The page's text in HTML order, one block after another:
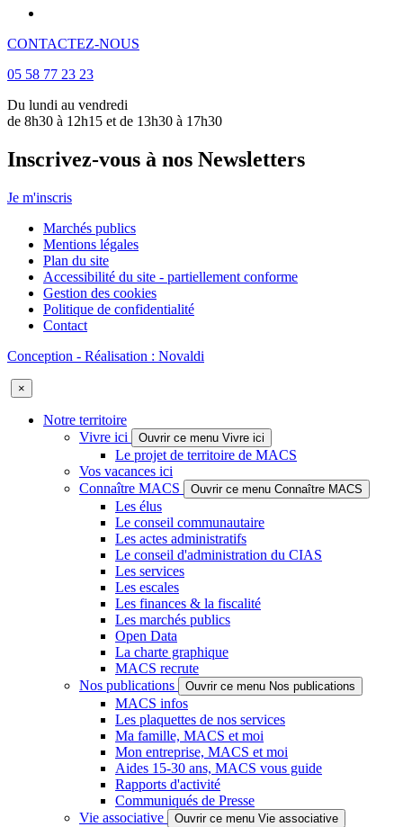
CONTACTEZ-NOUS
05 58 77 23 23
Du lundi au vendredi
de 8h30 à 12h15 et de 13h30 à 17h30
Inscrivez-vous à nos Newsletters
Je m'inscris
Marchés publics
Mentions légales
Plan du site
Accessibilité du site - partiellement conforme
Gestion des cookies
Politique de confidentialité
Contact
Conception - Réalisation : Novaldi
×
Notre territoire
Vivre ici
Ouvrir ce menu Vivre ici
Le projet de territoire de MACS
Vos vacances ici
Connaître MACS
Ouvrir ce menu Connaître MACS
Les élus
Le conseil communautaire
Les actes administratifs
Le conseil d'administration du CIAS
Les services
Les escales
Les finances & la fiscalité
Les marchés publics
Open Data
La charte graphique
MACS recrute
Nos publications
Ouvrir ce menu Nos publications
MACS infos
Les plaquettes de nos services
Ma famille, MACS et moi
Mon entreprise, MACS et moi
Aides 15-30 ans, MACS vous guide
Rapports d'activité
Communiqués de Presse
Vie associative
Ouvrir ce menu Vie associative